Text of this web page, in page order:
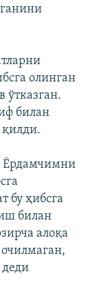
олинган
ўтказган.
билан
Ёрдамчимни
бу ҳибсга
билан
алоқа